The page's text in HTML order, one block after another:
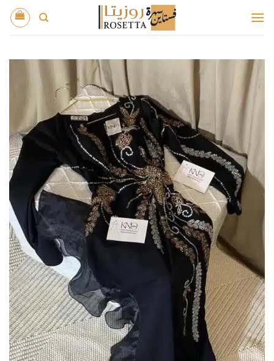
للمحتوى